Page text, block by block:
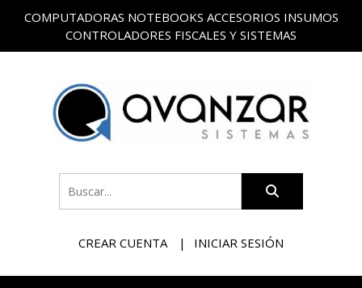
COMPUTADORAS NOTEBOOKS ACCESORIOS INSUMOS
CONTROLADORES FISCALES Y SISTEMAS
CREAR CUENTA INICIAR SESIÓN